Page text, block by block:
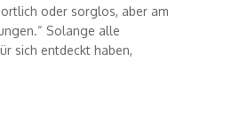
oder sorglos, aber am
Solange alle
sich entdeckt haben,